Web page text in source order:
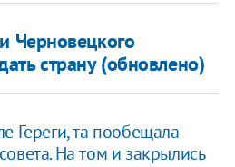
Черновецкого
страну (обновлено)
Гереги, та пообещала
На том и закрылись